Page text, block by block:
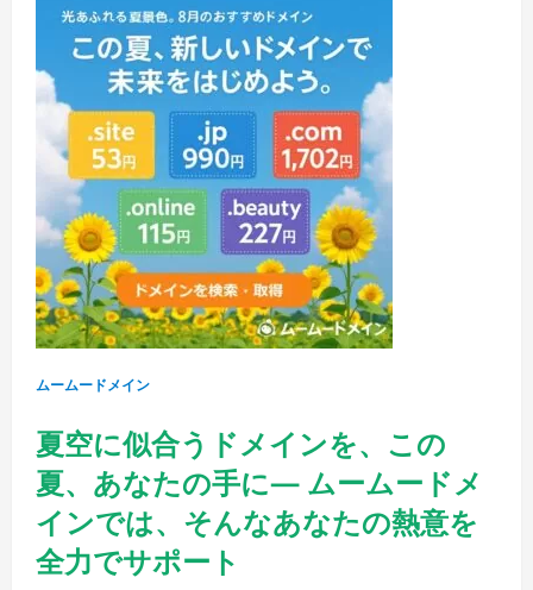
【第
4
次
申
請】
ウ
ェ
ブ
サ
イ
ト
の
を
無
料
で
診
断！
ム
ー
ム
ー
ド
メ
ン
ッ
ト
de
診
断』
で
安
心
の
ムームードメイン
夏空に似合うドメインを、この
夏、あなたの手に— ムームードメ
インでは、そんなあなたの熱意を
全力でサポート